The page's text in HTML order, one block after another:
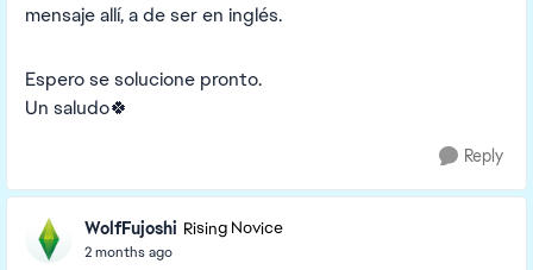
mensaje allí, a de ser en inglés.
Espero se solucione pronto.
Un saludo🍀
Reply
WolfFujoshi Rising Novice
2 months ago